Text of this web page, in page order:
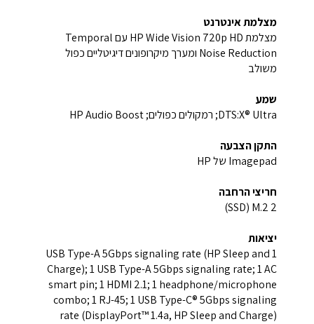
מצלמת אינטרנט
מצלמת HP Wide Vision 720p HD עם Temporal
Noise Reduction ומערך מיקרופונים דיגיטליים כפול
משולב
שמע
DTS:X® Ultra; רמקולים כפולים; HP Audio Boost
התקן הצבעה
Imagepad של HP
חריצי הרחבה
2 M.2 ‏(SSD)
יציאות
1 USB Type-A 5Gbps signaling rate (HP Sleep and
Charge); 1 USB Type-A 5Gbps signaling rate; 1 AC
smart pin; 1 HDMI 2.1; 1 headphone/microphone
combo; 1 RJ-45; 1 USB Type-C® 5Gbps signaling
rate (DisplayPort™ 1.4a, HP Sleep and Charge)